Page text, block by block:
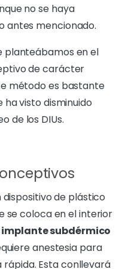
no se haya
antes mencionado.
planteábamos en el
de carácter
método es bastante
ha visto disminuido
de los DIUs.
dispositivo de plástico
se coloca en el interior
implante subdérmico
anestesia para
rápida. Esta conllevará